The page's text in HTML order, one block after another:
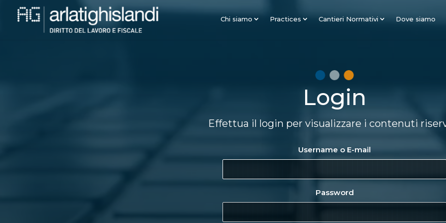
Chi siamo Practices Cantieri Normativi Dove siamo
Player
Login
Effettua il login per visualizzare i contenuti
Username o E-mail
Password